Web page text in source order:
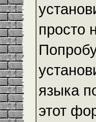
просто
языка
этот